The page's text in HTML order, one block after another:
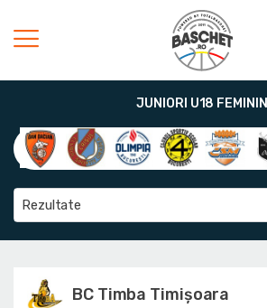
JUNIORI U18 FEMININ
Rezultate
BC Timba Timişoara